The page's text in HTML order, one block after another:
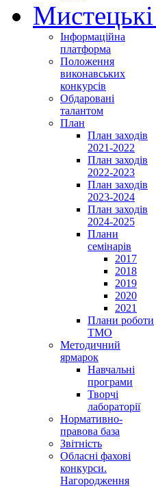
Інформаційна
платформа
Положення
виконавських
конкурсів
Обдаровані
талантом
План
План заходів
2021-2022
План заходів
2022-2023
План заходів
2023-2024
План заходів
2024-2025
Плани
семінарів
2017
2018
2019
2020
2021
Плани роботи
ТМО
Методичний
ярмарок
Навчальні
програми
Творчі
лабораторії
Нормативно-
правова база
Звітність
Обласні фахові
конкурси.
Нагородження